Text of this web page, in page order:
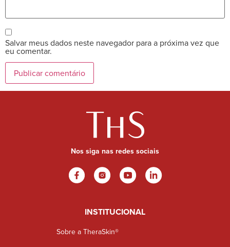
Salvar meus dados neste navegador para a próxima vez que
eu comentar.
Nos siga nas redes sociais
INSTITUCIONAL
Sobre a TheraSkin®